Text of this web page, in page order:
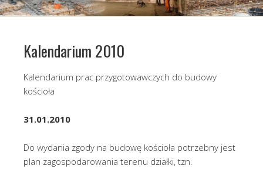
Kalendarium 2010
Kalendarium prac przygotowawczych do budowy
kościoła
31.01.2010
Do wydania zgody na budowę kościoła potrzebny jest
plan zagospodarowania terenu działki, tzn.